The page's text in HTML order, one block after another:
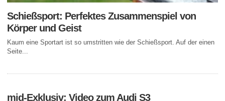
Schießsport: Perfektes Zusammenspiel von
Körper und Geist
Kaum eine Sportart ist so umstritten wie der Schießsport. Auf der einen
Seite...
mid-Exklusiv: Video zum Audi S3